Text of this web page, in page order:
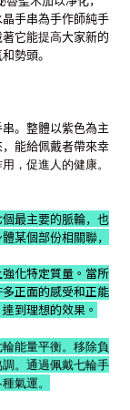
手串為手作師純手
著它能提高大家新的
勢頭。
。整體以紫色為主
能給佩戴者帶來幸
，促進人的健康。
最主要的脈輪，也
某個部份相關聯，
化特定質量。當所
正面的感受和正能
到理想的效果。
能量平衡。移除負
。通過佩戴七輪手
氣運。